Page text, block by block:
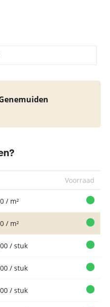
Voorraad
/ m²
/ m²
/ stuk
/ stuk
/ stuk
Xilento Shine